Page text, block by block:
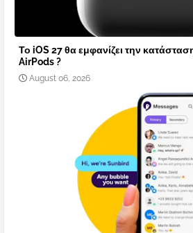
Το iOS 27 θα εμφανίζει την
AirPods ?
August 06, 2026